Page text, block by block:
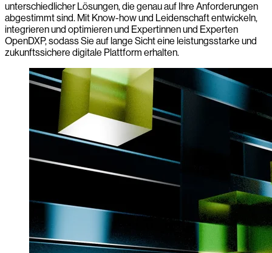
unterschiedlicher Lösungen, die genau auf Ihre Anforderungen
abgestimmt sind. Mit Know-how und Leidenschaft entwickeln,
integrieren und optimieren und Expertinnen und Experten
OpenDXP, sodass Sie auf lange Sicht eine leistungsstarke und
zukunftssichere digitale Plattform erhalten.